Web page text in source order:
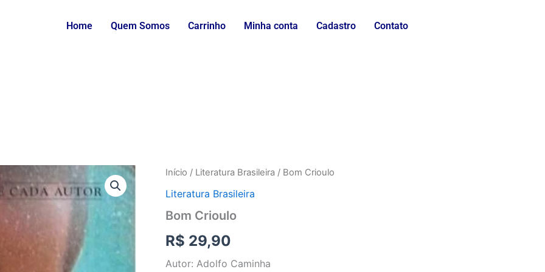
Home Quem Somos Carrinho Minha conta Cadastro Contato
Início / Literatura Brasileira / Bom Crioulo
Literatura Brasileira
Bom Crioulo
R$ 29,90
Autor: Adolfo Caminha
Bom
quantidade